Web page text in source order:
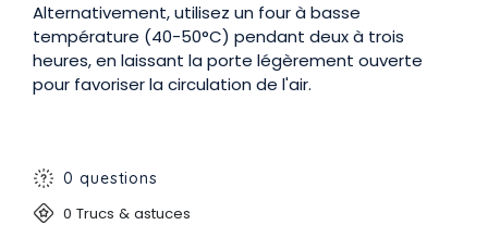
Alternativement, utilisez un four à basse
température (40-50°C) pendant deux à trois
heures, en laissant la porte légèrement ouverte
pour favoriser la circulation de l'air.
0 questions
0 Trucs & astuces